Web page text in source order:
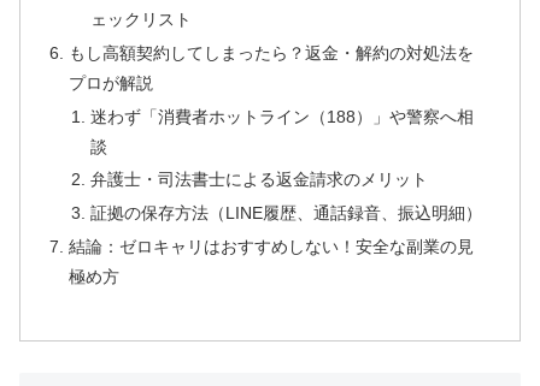
ェックリスト
もし高額契約してしまったら？返金・解約の対処法を
プロが解説
迷わず「消費者ホットライン（188）」や警察へ相
談
弁護士・司法書士による返金請求のメリット
証拠の保存方法（LINE履歴、通話録音、振込明細）
結論：ゼロキャリはおすすめしない！安全な副業の見
極め方